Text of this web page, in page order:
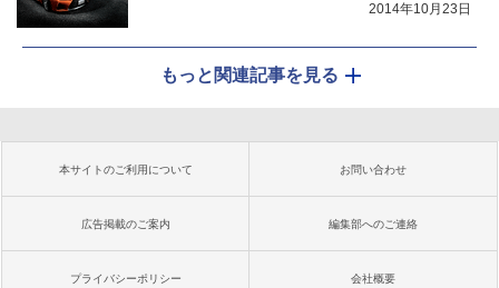
2014年10月23日
もっと関連記事を見る
本サイトのご利用について お問い合わせ
広告掲載のご案内 編集部へのご連絡
プライバシーポリシー 会社概要